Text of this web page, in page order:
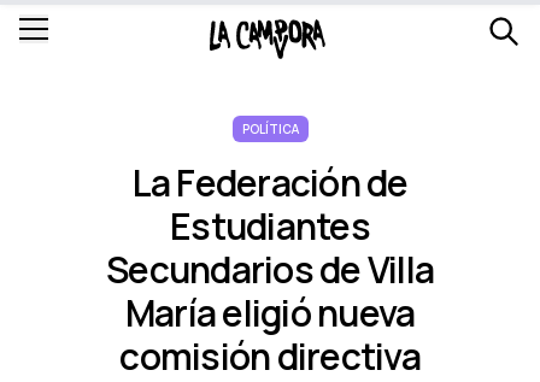
POLÍTICA
La Federación de
Estudiantes
Secundarios de Villa
María eligió nueva
comisión directiva